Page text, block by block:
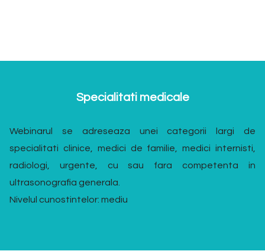
Specialitati medicale
Webinarul se adreseaza unei categorii largi de
specialitati clinice, medici de familie, medici internisti,
radiologi, urgente, cu sau fara competenta in
ultrasonografia generala.
Nivelul cunostintelor: mediu